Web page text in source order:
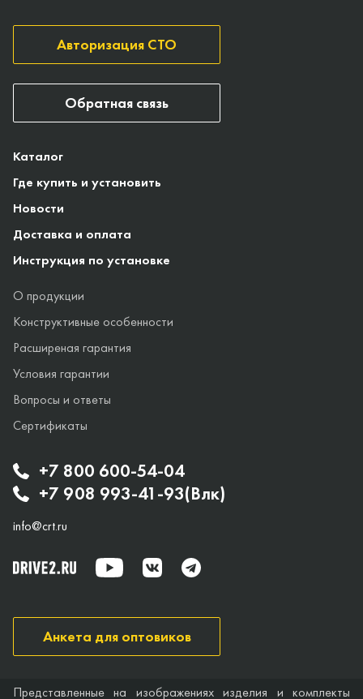
+7 800 600-54-04
+7 908 993-41-93(Влк)
info@crt.ru
Каталог
Где купить и установить
Новости
Доставка и оплата
Инструкция по установке
О продукции
Конструктивные особенности
Расширеная гарантия
Условия гарантии
Вопросы и ответы
Сертификаты
Авторизация СТО
Анкета для оптовиков
Обратная связь
Представленные на изображениях изделия и комплекты